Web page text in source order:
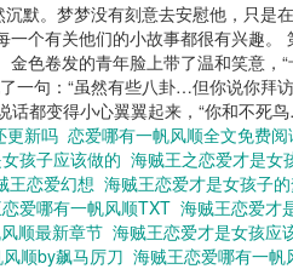
默。梦梦没有刻意去安慰他，只是
个有关他们的小故事都很有兴趣。
色卷发的青年脸上带了温和笑意，
一句：“虽然有些八卦…但你说你拜
都变得小心翼翼起来，“你和不死
更新吗 恋爱哪有一帆风顺全文免费
孩子应该做的 海贼王之恋爱才是女
王恋爱幻想 海贼王恋爱才是女孩子
爱哪有一帆风顺TXT 海贼王恋爱才
顺最新章节 海贼王恋爱才是女孩应
顺by飙马厉刀 海贼王恋爱哪有一帆